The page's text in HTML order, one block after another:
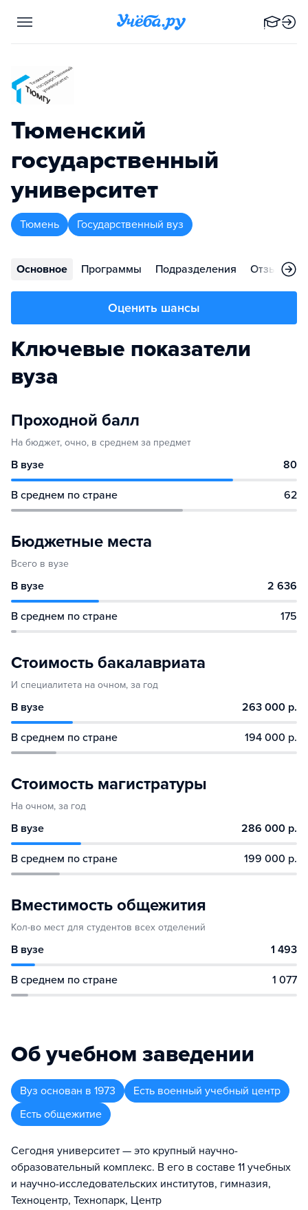
Тюменский
государственный
университет
Тюмень Государственный вуз
Основное Программы Подразделения Отзывы
Оценить шансы
Ключевые показатели
вуза
Проходной балл
На бюджет, очно, в среднем за предмет
В вузе 80
В среднем по стране 62
Бюджетные места
Всего в вузе
В вузе 2 636
В среднем по стране 175
Стоимость бакалавриата
И специалитета на очном, за год
В вузе 263 000 р.
В среднем по стране 194 000 р.
Стоимость магистратуры
На очном, за год
В вузе 286 000 р.
В среднем по стране 199 000 р.
Вместимость общежития
Кол-во мест для студентов всех отделений
В вузе 1 493
В среднем по стране 1 077
Об учебном заведении
Вуз основан в 1973
Есть военный учебный центр
Есть общежитие
Сегодня университет — это крупный научно-
образовательный комплекс. В его в составе 11 учебных
и научно-исследовательских институтов, гимназия,
Техноцентр, Технопарк, Центр